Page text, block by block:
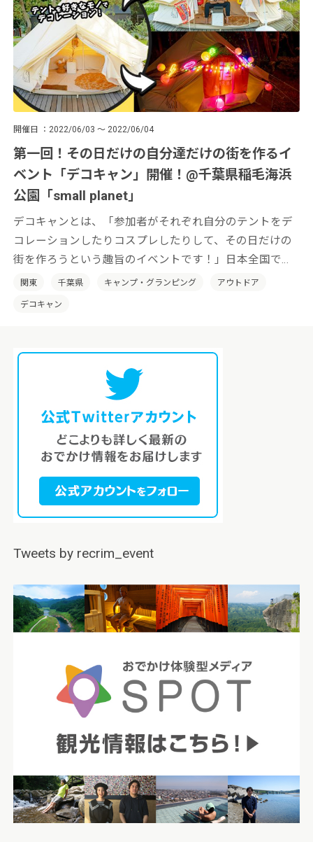
開催日 2022/06/03 ～ 2022/06/04
第一回！その日だけの自分達だけの街を作るイ
ベント「デコキャン」開催！@千葉県稲毛海浜
公園「small planet」
デコキャンとは、「参加者がそれぞれ自分のテントをデ
コレーションしたりコスプレしたりして、その日だけの
街を作ろうという趣旨のイベントです！」日本全国でそ
の土地の特性を活かした「デコキャン」を開催していき
たいと考えております。
関東 千葉県 キャンプ・グランピング アウトドア
デコキャン
Tweets by recrim_event